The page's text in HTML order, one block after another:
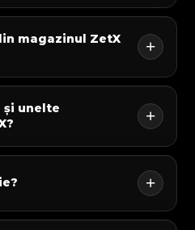
magazinul ZetX
și unelte